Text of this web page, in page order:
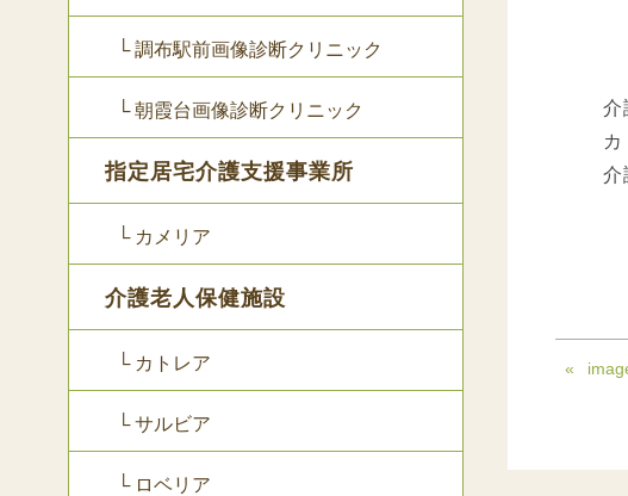
介
カ
介
└ 調布駅前画像診断クリニック
└ 朝霞台画像診断クリニック
指定居宅介護支援事業所
└ カメリア
介護老人保健施設
└ カトレア
└ サルビア
└ ロベリア